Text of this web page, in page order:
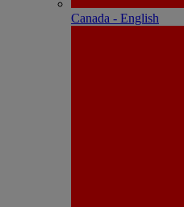
Canada - English